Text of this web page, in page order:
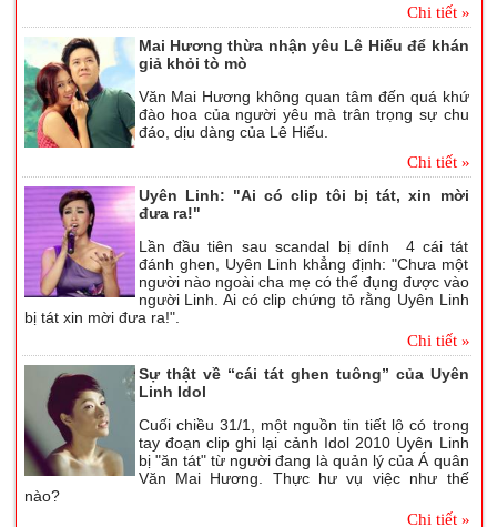
Chi tiết »
Mai Hương thừa nhận yêu Lê Hiếu để khán
giả khỏi tò mò
Văn Mai Hương không quan tâm đến quá khứ
đào hoa của người yêu mà trân trọng sự chu
đáo, dịu dàng của Lê Hiếu.
Chi tiết »
Uyên Linh: "Ai có clip tôi bị tát, xin mời
đưa ra!"
Lần đầu tiên sau scandal bị dính 4 cái tát
đánh ghen, Uyên Linh khẳng định: "Chưa một
người nào ngoài cha mẹ có thể đụng được vào
người Linh. Ai có clip chứng tỏ rằng Uyên Linh
bị tát xin mời đưa ra!".
Chi tiết »
Sự thật về “cái tát ghen tuông” của Uyên
Linh Idol
Cuối chiều 31/1, một nguồn tin tiết lộ có trong
tay đoạn clip ghi lại cảnh Idol 2010 Uyên Linh
bị "ăn tát" từ người đang là quản lý của Á quân
Văn Mai Hương. Thực hư vụ việc như thế
nào?
Chi tiết »